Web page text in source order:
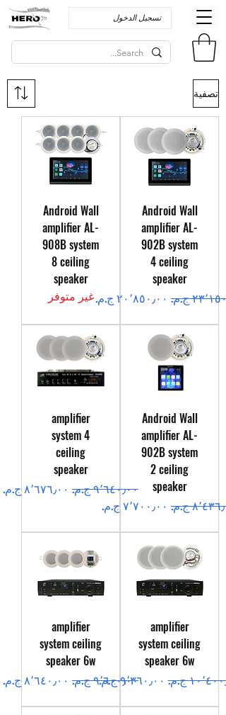
تسجيل الدخول
تصفية
Android Wall
amplifier AL-
902B system
4 ceiling
speaker
عادي
سعر البيع
Android Wall
amplifier AL-
908B system
8 ceiling
speaker
غير متوفر
Android Wall
amplifier AL-
902B system
2 ceiling
speaker
عادي
سعر البيع
amplifier
system 4
ceiling
speaker
سعر عادي
سعر البيع
amplifier
system ceiling
speaker 6w
عادي
سعر البيع
amplifier
system ceiling
speaker 6w
سعر عادي
سعر البيع